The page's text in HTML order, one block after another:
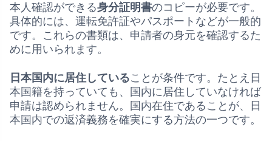
本人確認ができる身分証明書のコピーが必要です。
具体的には、運転免許証やパスポートなどが一般的
です。これらの書類は、申請者の身元を確認するた
めに用いられます。
日本国内に居住していることが条件です。たとえ日
本国籍を持っていても、国内に居住していなければ
申請は認められません。国内在住であることが、日
本国内での返済義務を確実にする方法の一つです。